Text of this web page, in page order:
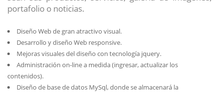
portafolio o noticias.
Diseño Web de gran atractivo visual.
Desarrollo y diseño Web responsive.
Mejoras visuales del diseño con tecnología jquery.
Administración on-line a medida (ingresar, actualizar los
contenidos).
Diseño de base de datos MySql, donde se almacenará la